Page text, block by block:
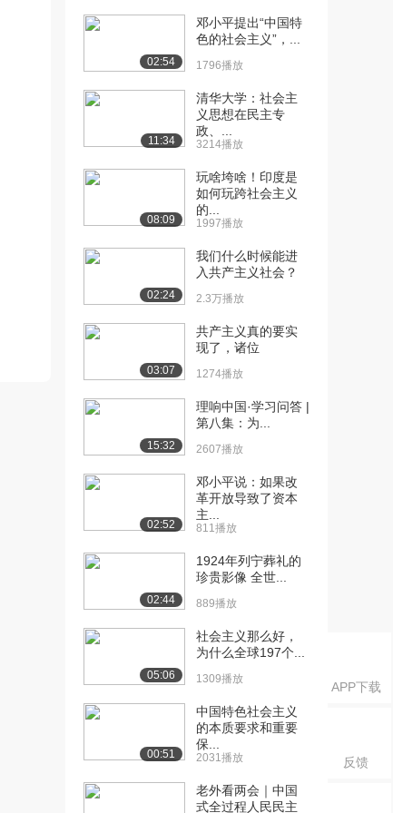
APP下载
反馈
[10] 1.5 专题一 知识梳理
11:43
[11] 1.5 专题一 知识梳理
11:46
[12] 1.5 专题一 知识梳理
11:42
[13] 2.1 列强入侵与民族危
机（上）
11:45
[14] 2.1 列强入侵与民族危
机（中）
机（下）
主权的斗争...
[17] 2.2 中国军民维护国家
主权的斗争...
[18] 2.2 中国军民维护国家
主权的斗争...
1793播放
[19] 2.4 专题二 知识梳理
（上）
4203播放
[20] 2.4 专题二 知识梳理
1763播放
02:54
邓小平提出“中国特
色的社会主义”，...
1796播放
11:34
清华大学：社会主
义思想在民主专
政、...
3214播放
08:09
玩啥垮啥！印度是
如何玩跨社会主义
的...
1997播放
02:24
我们什么时候能进
入共产主义社会？
2.3万播放
03:07
共产主义真的要实
现了，诸位
1274播放
15:32
理响中国·学习问答 |
第八集：为...
2607播放
02:52
邓小平说：如果改
革开放导致了资本
主...
811播放
02:44
1924年列宁葬礼的
珍贵影像 全世...
889播放
05:06
社会主义那么好，
为什么全球197个...
1309播放
00:51
中国特色社会主义
的本质要求和重要
保...
2031播放
老外看两会｜中国
式全过程人民民主